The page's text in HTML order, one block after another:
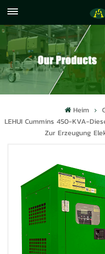
059122071372
Heim
LEHUI Cummins 450-KVA-
Zur Erzeugung